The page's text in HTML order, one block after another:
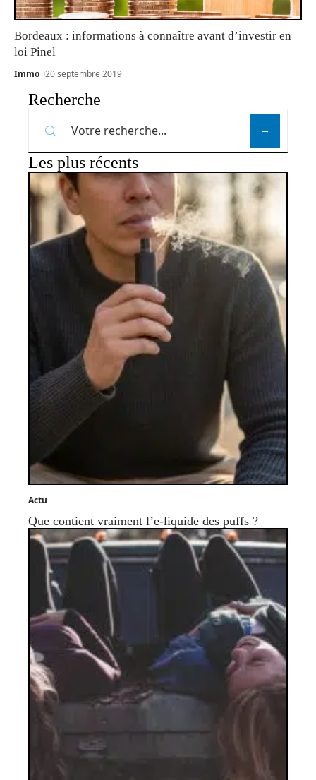
Bordeaux : informations à connaître avant d’investir en
loi Pinel
Immo 20 septembre 2019
Recherche
Les plus récents
Actu
Que contient vraiment l’e-liquide des puffs ?